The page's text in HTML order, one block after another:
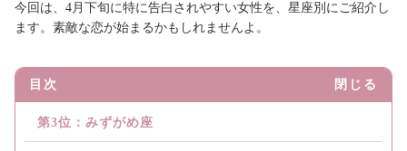
今回は、4月下旬に特に告白されやすい女性を、星座別にご紹介し
ます。素敵な恋が始まるかもしれませんよ。
目次 閉じる
第3位：みずがめ座